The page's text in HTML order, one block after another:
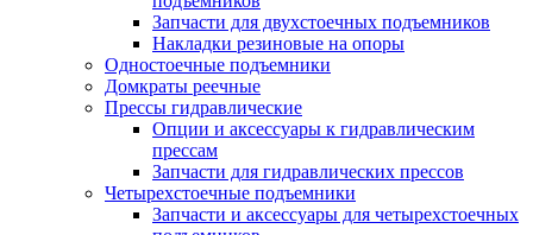
Запчасти для двухстоечных подъемников
Накладки резиновые на опоры
Одностоечные подъемники
Домкраты реечные
Прессы гидравлические
Опции и аксессуары к гидравлическим
прессам
Запчасти для гидравлических прессов
Четырехстоечные подъемники
Запчасти и аксессуары для четырехстоечных